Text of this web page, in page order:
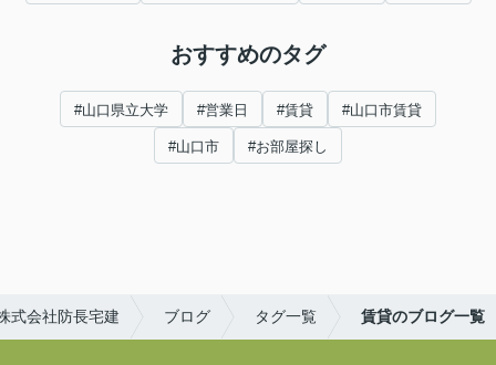
おすすめのタグ
#山口県立大学 #営業日 #賃貸 #山口市賃貸
#山口市 #お部屋探し
式会社防長宅建 ブログ タグ一覧 賃貸のブログ一覧